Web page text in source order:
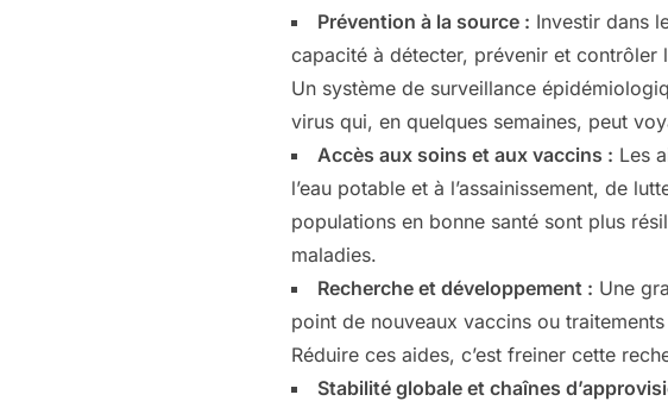
Prévention à la source : Investir dans
capacité à détecter, prévenir et contrôler
Un système de surveillance
virus qui, en quelques semaines, peut
Accès aux soins et aux vaccins : Les
l’eau potable et à l’assainissement, de
populations en bonne santé sont plus
maladies.
Recherche et développement : Une
point de nouveaux vaccins ou
Réduire ces aides, c’est freiner cette
Stabilité globale et chaînes